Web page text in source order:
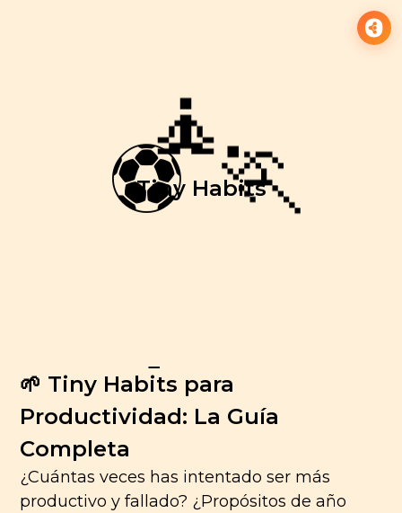
Tiny Habits
🧘
🌱 Tiny Habits para
Productividad: La Guía
Completa
¿Cuántas veces has intentado ser más
productivo y fallado? ¿Propósitos de año